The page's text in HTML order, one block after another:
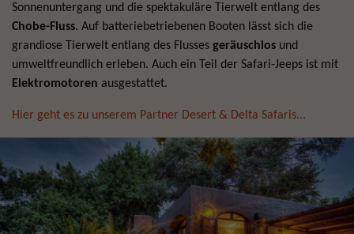
Sonnenuntergang und die spektakuläre Tierwelt entlang des
Chobe-Fluss. Auf batteriebetriebenen Booten lässt sich die
grandiose Tierwelt entlang des Flusses geräuschlos und
umweltfreundlich erleben. Auch ein Teil der Safari-Jeeps ist mit
Elektromotoren ausgestattet.
Hier geht es zu unserem Partner Desert & Delta Safaris...